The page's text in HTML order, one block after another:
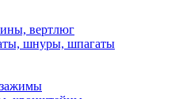
вертлюг
шнуры, шпагаты